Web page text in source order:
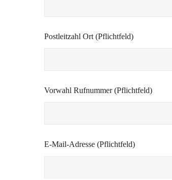
Postleitzahl Ort (Pflichtfeld)
Vorwahl Rufnummer (Pflichtfeld)
E-Mail-Adresse (Pflichtfeld)